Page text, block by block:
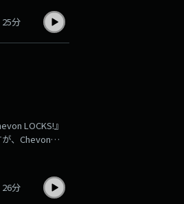
25分
LOCKS!』
、Chevon
26分